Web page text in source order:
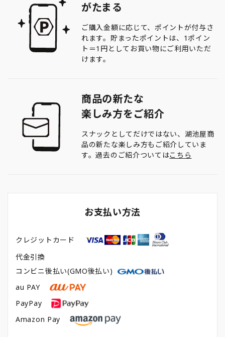
がたまる
ご購入金額に応じて、ポイントが付与さ
れます。貯まったポイントは、1ポイン
ト＝1円としてお買い物にご利用いただ
けます。
商品の新たな
楽しみ方をご紹介
スナックとしてだけではない、湖池屋商
品の新たな楽しみ方もご紹介していま
す。過去のご紹介ついてはこちら
お支払い方法
クレジットカード
代金引換
コンビニ後払い(GMO後払い)
au PAY
PayPay
Amazon Pay